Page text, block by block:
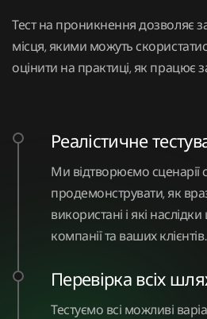
Тест на проникнення дозволяє
місця, якими можуть
оцінити на практиці, як працює
Реалістичне
Ми відтворюємо сценарії
продемонструвати, як
використані і які
компанії та ваших клієнтів.
Перевірка всіх
Тестуємо всі можливі